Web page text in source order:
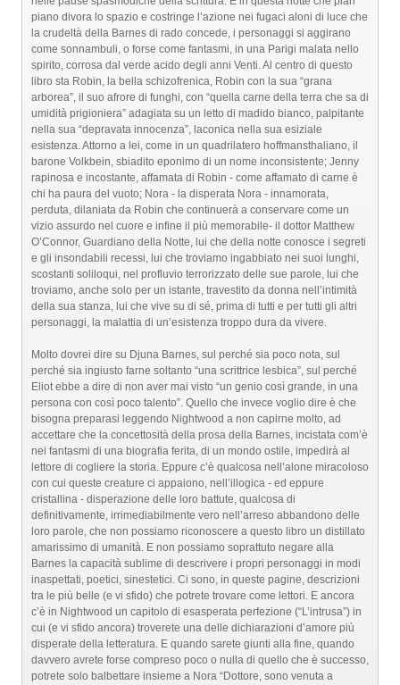
piano divora lo spazio e costringe l’azione nei fugaci aloni di luce che
la crudeltà della Barnes di rado concede, i personaggi si aggirano
come sonnambuli, o forse come fantasmi, in una Parigi malata nello
spirito, corrosa dal verde acido degli anni Venti. Al centro di questo
libro sta Robin, la bella schizofrenica, Robin con la sua “grana
arborea”, il suo afrore di funghi, con “quella carne della terra che sa di
umidità prigioniera” adagiata su un letto di madido bianco, palpitante
nella sua “depravata innocenza”, laconica nella sua esiziale
esistenza. Attorno a lei, come in un quadrilatero hoffmansthaliano, il
barone Volkbein, sbiadito eponimo di un nome inconsistente; Jenny
rapinosa e incostante, affamata di Robin - come affamato di carne è
chi ha paura del vuoto; Nora - la disperata Nora - innamorata,
perduta, dilaniata da Robin che continuerà a conservare come un
vizio assurdo nel cuore e infine il più memorabile- il dottor Matthew
O’Connor, Guardiano della Notte, lui che della notte conosce i segreti
e gli insondabili recessi, lui che troviamo ingabbiato nei suoi lunghi,
scostanti soliloqui, nel profluvio terrorizzato delle sue parole, lui che
troviamo, anche solo per un istante, travestito da donna nell’intimità
della sua stanza, lui che vive su di sé, prima di tutti e per tutti gli altri
personaggi, la malattia di un’esistenza troppo dura da vivere.
Molto dovrei dire su Djuna Barnes, sul perché sia poco nota, sul
perché sia ingiusto farne soltanto “una scrittrice lesbica”, sul perché
Eliot ebbe a dire di non aver mai visto “un genio così grande, in una
persona con così poco talento”. Quello che invece voglio dire è che
bisogna preparasi leggendo Nightwood a non capirne molto, ad
accettare che la concettosità della prosa della Barnes, incistata com’è
nei fantasmi di una biografia ferita, di un mondo ostile, impedirà al
lettore di cogliere la storia. Eppure c’è qualcosa nell’alone miracoloso
con cui queste creature ci appaiono, nell’illogica - ed eppure
cristallina - disperazione delle loro battute, qualcosa di
definitivamente, irrimediabilmente vero nell’arreso abbandono delle
loro parole, che non possiamo riconoscere a questo libro un distillato
amarissimo di umanità. E non possiamo soprattuto negare alla
Barnes la capacità sublime di descrivere i propri personaggi in modi
inaspettati, poetici, sinestetici. Ci sono, in queste pagine, descrizioni
tra le più belle (e vi sfido) che potrete trovare come lettori. E ancora
c’è in Nightwood un capitolo di esasperata perfezione (“L’intrusa”) in
cui (e vi sfido ancora) troverete una delle dichiarazioni d’amore più
disperate della letteratura. E quando sarete giunti alla fine, quando
davvero avrete forse compreso poco o nulla di quello che è successo,
potrete solo balbettare insieme a Nora “Dottore, sono venuta a